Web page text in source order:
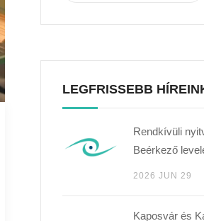
LEGFRISSEBB
Rendkívüli
Beérkező
2026 JUN 29
Kaposvár és